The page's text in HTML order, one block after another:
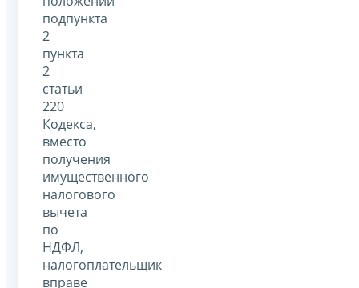
подпункта
2
пункта
2
статьи
220
Кодекса,
вместо
получения
имущественного
налогового
вычета
по
НДФЛ,
налогоплательщик
вправе